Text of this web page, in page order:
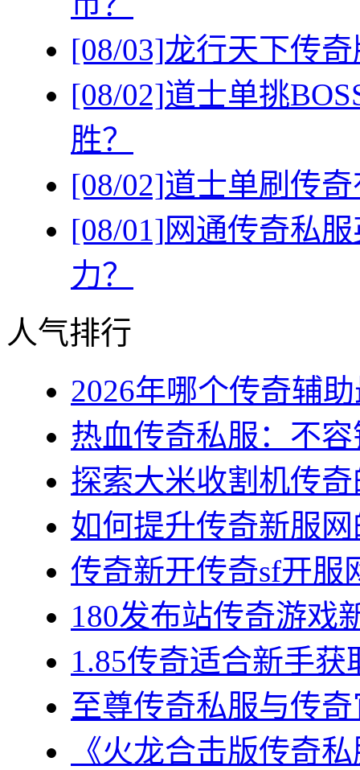
[08/03]龙行天下传
[08/02]道士单挑
胜？
[08/02]道士单刷传
[08/01]网通传奇私
力？
人气排行
2026年哪个传奇辅
热血传奇私服：不
探索大米收割机传
如何提升传奇新服
传奇新开传奇sf开服
180发布站传奇游戏
1.85传奇适合新手
至尊传奇私服与传
《火龙合击版传奇